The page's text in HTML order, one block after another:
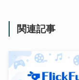
関連記事